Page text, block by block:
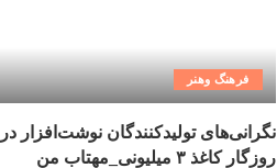
فرهنگ وهنر
نگرانی‌های تولیدکنندگان نوشت‌افزار در
روزگار کاغذ ۳ میلیونی_مهتاب من